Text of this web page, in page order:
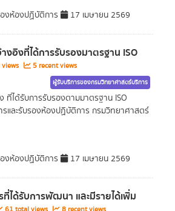
องห้องปฏิบัติการ 17 เมษายน 2569
อิงที่ได้การรับรองมาตรฐาน ISO
5 recent views
ผู้รับบริการของกรมวิทยาศาสตร์บริการ
ได้รับการรับรองตามมาตรฐาน ISO
และรับรองห้องปฏิบัติการ กรมวิทยาศาสตร์
องห้องปฏิบัติการ 17 เมษายน 2569
ได้รับการพัฒนา และมีรายได้เพิ่ม